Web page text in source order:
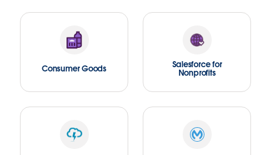
Consumer Goods
Salesforce for
Nonprofits